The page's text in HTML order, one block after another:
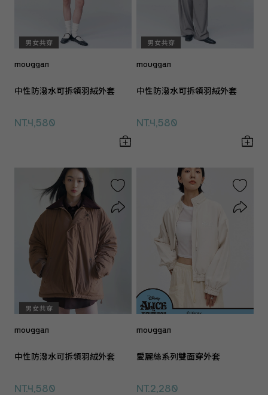
mouggan
中性防潑水可拆領羽絨外套
NT.4,580
mouggan
中性防潑水可拆領羽絨外套
NT.4,580
mouggan
中性防潑水可拆領羽絨外套
NT.4,580
mouggan
愛麗絲系列雙面穿外套
NT.2,280